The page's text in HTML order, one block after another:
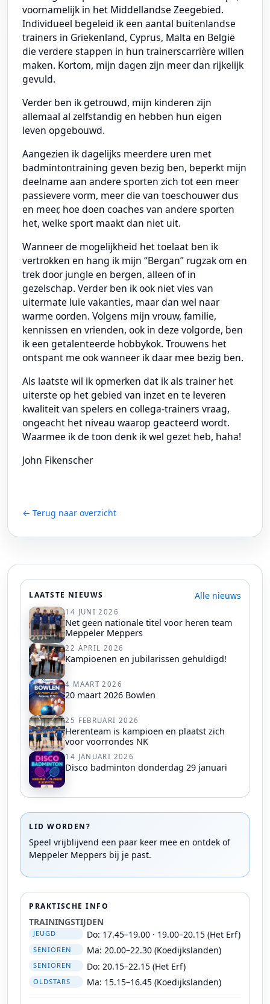
voornamelijk in het Middellandse Zeegebied.
Individueel begeleid ik een aantal buitenlandse
trainers in Griekenland, Cyprus, Malta en België
die verdere stappen in hun trainerscarrière willen
maken. Kortom, mijn dagen zijn meer dan rijkelijk
gevuld.
Verder ben ik getrouwd, mijn kinderen zijn
allemaal al zelfstandig en hebben hun eigen
leven opgebouwd.
Aangezien ik dagelijks meerdere uren met
badmintontraining geven bezig ben, beperkt mijn
deelname aan andere sporten zich tot een meer
passievere vorm, meer die van toeschouwer dus
en meer, hoe doen coaches van andere sporten
het, welke sport maakt dan niet uit.
Wanneer de mogelijkheid het toelaat ben ik
vertrokken en hang ik mijn “Bergan” rugzak om en
trek door jungle en bergen, alleen of in
gezelschap. Verder ben ik ook niet vies van
uitermate luie vakanties, maar dan wel naar
warme oorden. Volgens mijn vrouw, familie,
kennissen en vrienden, ook in deze volgorde, ben
ik een getalenteerde hobbykok. Trouwens het
ontspant me ook wanneer ik daar mee bezig ben.
Als laatste wil ik opmerken dat ik als trainer het
uiterste op het gebied van inzet en te leveren
kwaliteit van spelers en collega-trainers vraag,
ongeacht het niveau waarop geacteerd wordt.
Waarmee ik de toon denk ik wel gezet heb, haha!
John Fikenscher
← Terug naar overzicht
LAATSTE NIEUWS Alle nieuws
14 JUNI 2026
Net geen nationale titel voor heren team
Meppeler Meppers
22 APRIL 2026
Kampioenen en jubilarissen gehuldigd!
4 MAART 2026
20 maart 2026 Bowlen
25 FEBRUARI 2026
Herenteam is kampioen en plaatst zich
voor voorrondes NK
14 JANUARI 2026
Disco badminton donderdag 29 januari
LID WORDEN?
Speel vrijblijvend een paar keer mee en ontdek of
Meppeler Meppers bij je past.
PRAKTISCHE INFO
TRAININGSTIJDEN
JEUGD Do: 17.45–19.00 · 19.00–20.15 (Het Erf)
SENIOREN Ma: 20.00–22.30 (Koedijkslanden)
SENIOREN Do: 20.15–22.15 (Het Erf)
OLDSTARS Ma: 15.15–16.45 (Koedijkslanden)